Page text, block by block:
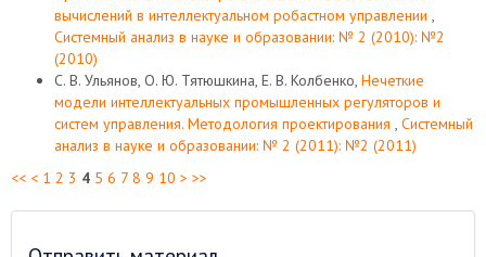
вычислений в интеллектуальном робастном управлении ,
Системный анализ в науке и образовании: № 2 (2010): №2
(2010)
С. В. Ульянов, О. Ю. Тятюшкина, Е. В. Колбенко, Нечеткие
модели интеллектуальных промышленных регуляторов и
систем управления. Методология проектирования , Системный
анализ в науке и образовании: № 2 (2011): №2 (2011)
<< < 1 2 3 4 5 6 7 8 9 10 > >>